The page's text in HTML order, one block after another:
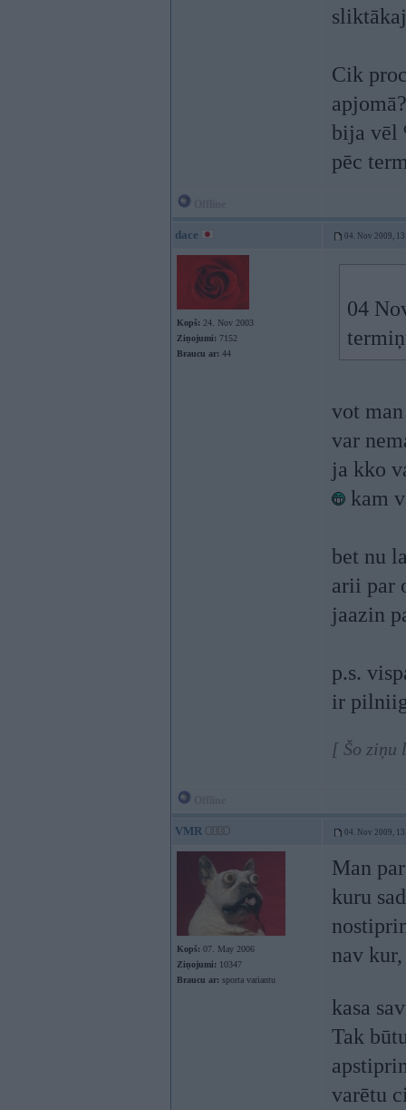
Cik
bija vēl
pēc
dace 04. Nov 2009,
Kopš: 24. Nov 2003
Ziņojumi: 7152
Braucu ar: 44
04
vot
var
ja kko
kam
bet nu
arii par
jaazin
p.s.
ir
[ Šo ziņu
VMR 04. Nov 2009,
Kopš: 07. May 2006
Ziņojumi: 10347
Braucu ar: sporta variantu
Man
kuru
nav
kasa
Tak
varētu